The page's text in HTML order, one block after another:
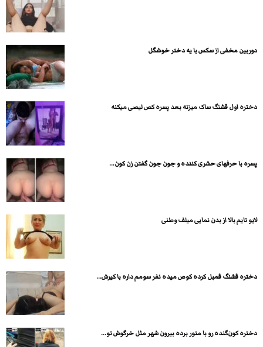
دوربین مخفی از سکس با یه دختر خوشگل
دختره اول قشنگ ساک میزنه بعد پسره کص لیصی میکنه
پسره با حرفهای حشری کننده و جون جون گفتن زن کون...
لایو تایم بالا از بدن نمایی میلف وطنی
دختره قشنگ قمبل کرده کوص میده نفر سومم داره با کیرش...
دختره کون‌گنده رو با متور برده بیرون شهر مثل خرگوش تو...